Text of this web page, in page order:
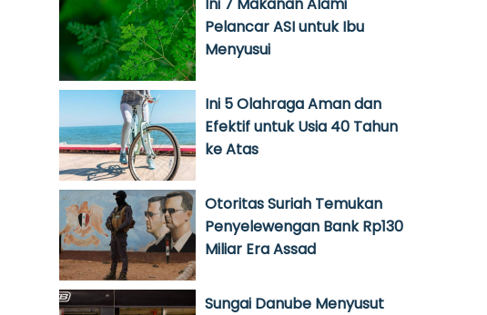
Pelancar ASI untuk Ibu
Menyusui
Ini 5 Olahraga Aman dan
Efektif untuk Usia 40 Tahun
ke Atas
Otoritas Suriah Temukan
Penyelewengan Bank Rp130
Miliar Era Assad
Sungai Danube Menyusut